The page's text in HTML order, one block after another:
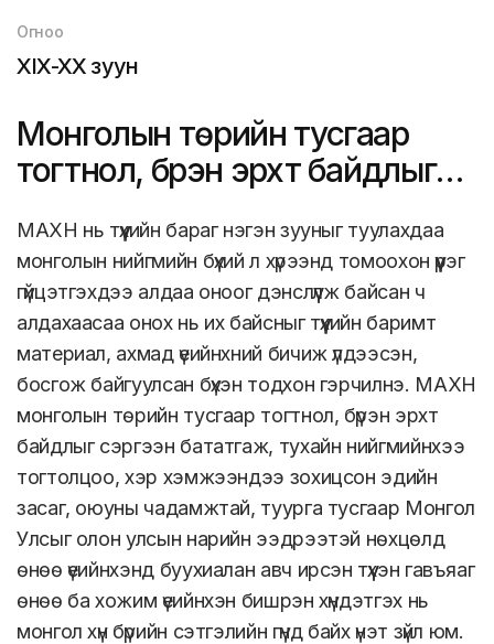
Огноо
XIX-XX зуун
Монголын төрийн тусгаар
тогтнол, бүрэн эрхт байдлыг
МАХН нь түүхийн бараг нэгэн зууныг туулахдаа
монголын нийгмийн бүхий л хүрээнд томоохон үүрэг
гүйцэтгэхдээ алдаа оноог дэнслүүлж байсан ч
алдахаасаа онох нь их байсныг түүхийн баримт
материал, ахмад үеийнхний бичиж үлдээсэн,
босгож байгуулсан бүхэн тодхон гэрчилнэ. МАХН
монголын төрийн тусгаар тогтнол, бүрэн эрхт
байдлыг сэргээн бататгаж, тухайн нийгмийнхээ
тогтолцоо, хэр хэмжээндээ зохицсон эдийн
засаг, оюуны чадамжтай, туурга тусгаар Монгол
Улсыг олон улсын нарийн ээдрээтэй нөхцөлд
өнөө үеийнхэнд буухиалан авч ирсэн түүхэн гавъяаг
өнөө ба хожим үеийнхэн бишрэн хүндэтгэх нь
монгол хүн бүрийн сэтгэлийн гүнд байх үнэт зүйл юм.